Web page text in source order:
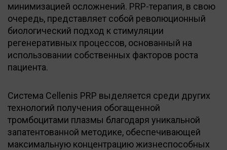
минимизацией осложнений. PRP-терапия, в свою
очередь, представляет собой революционный
биологический подход к стимуляции
регенеративных процессов, основанный на
использовании собственных факторов роста
пациента.
Система Cellenis PRP выделяется среди других
технологий получения обогащенной
тромбоцитами плазмы благодаря уникальной
запатентованной методике, обеспечивающей
максимальную концентрацию жизнеспособных